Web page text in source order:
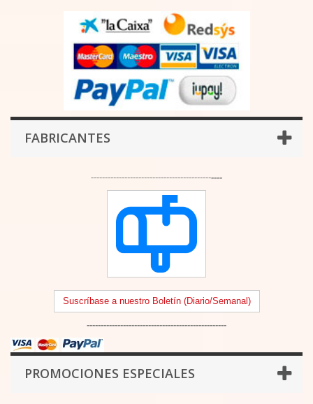
FABRICANTES
-----------------------------------------------
Suscríbase a nuestro Boletín (Diario/Semanal)
--------------------------------------------------
PROMOCIONES ESPECIALES